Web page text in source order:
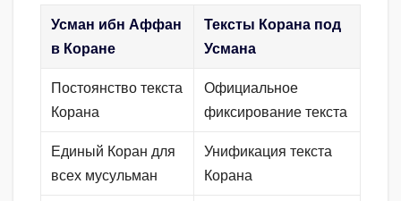
Усман ибн Аффан
в Коране
Тексты Корана под
Усмана
Постоянство текста
Корана
Официальное
фиксирование текста
Единый Коран для
всех мусульман
Унификация текста
Корана